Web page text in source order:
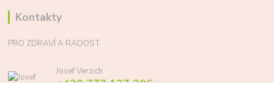
Kontakty
PRO ZDRAVÍ A RADOST
Josef Verzich
+420 777 137 206